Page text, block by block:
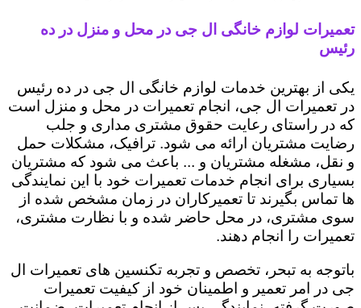
تعمیرات لوازم خانگی ال جی در محل و منزل در ده
رئیس
یکی از بهترین خدمات لوازم خانگی ال جی در ده رئیس
در تعمیرات ال جی، انجام تعمیرات در محل و منزل است
که در راستای رعایت حقوق مشتری مداری و جلب
رضایت مشتریان ارائه می شود. ترافیک، مشکلات حمل
و نقل، مشغله مشتریان و ... باعث می شود که مشتریان
بسیاری برای انجام خدمات تعمیرات خود با این نمایندگی
ها تماس بگیرند تا تعمیرکاران در زمان مشخص شده از
سوی مشتری، در محل حاضر شده و با نظارت مشتری،
تعمیرات را انجام دهند.
باتوجه به تبحر، تخصص و تجربه تکنسین های تعمیرات ال
جی در امر تعمیر و اطمینان خود از کیفیت تعمیرات